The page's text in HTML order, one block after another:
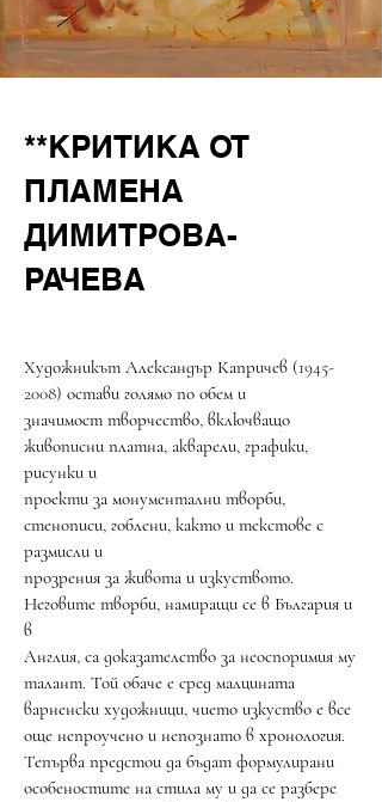
**КРИТИКА ОТ
ПЛАМЕНА
ДИМИТРОВА-
РАЧЕВА​
Художникът Александър Капричев (1945-
2008) остави голямо по обем и
значимост творчество, включващо
живописни платна, акварели, графики,
рисунки и
проекти за монументални творби,
стенописи, гоблени, както и текстове с
размисли и
прозрения за живота и изкуството.
Неговите творби, намиращи се в България и
в
Англия, са доказателство за неоспоримия му
талант. Той обаче е сред малцината
варненски художници, чието изкуство е все
още непроучено и непознато в хронология.
Тепърва предстои да бъдат формулирани
особеностите на стила му и да се разбере